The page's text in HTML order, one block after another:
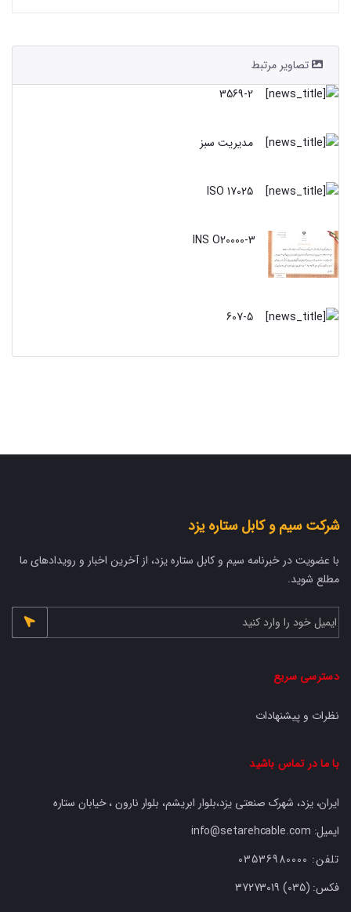
تصاویر مرتبط
3569-2
مدیریت سبز
ISO 17025
INS O20000-3
607-5
شرکت سیم و کابل ستاره یزد
با عضویت در خبرنامه سیم و کابل ستاره یزد، از آخرین اخبار و رویدادهای ما
مطلع شوید.
دسترسی سریع
نظرات و پیشنهادات
با ما در تماس باشید
ایران، یزد، شهرک صنعتی یزد،بلوار ابریشم، بلوار نارون ، خیابان ستاره
ایمیل: info@setarehcable.com
تلفن: 03536980000
فکس: 37273019 (035)